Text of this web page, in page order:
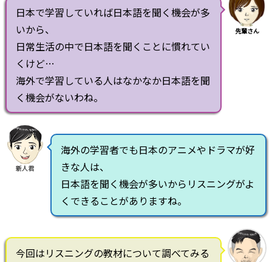
日本で学習していれば日本語を聞く機会が多
いから、
日常生活の中で日本語を聞くことに慣れてい
くけど…
海外で学習している人はなかなか日本語を聞
く機会がないわね。
先輩さん
新人君
海外の学習者でも日本のアニメやドラマが好
きな人は、
日本語を聞く機会が多いからリスニングがよ
くできることがありますね。
今回はリスニングの教材について調べてみる